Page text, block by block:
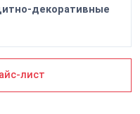
декоративные
лист